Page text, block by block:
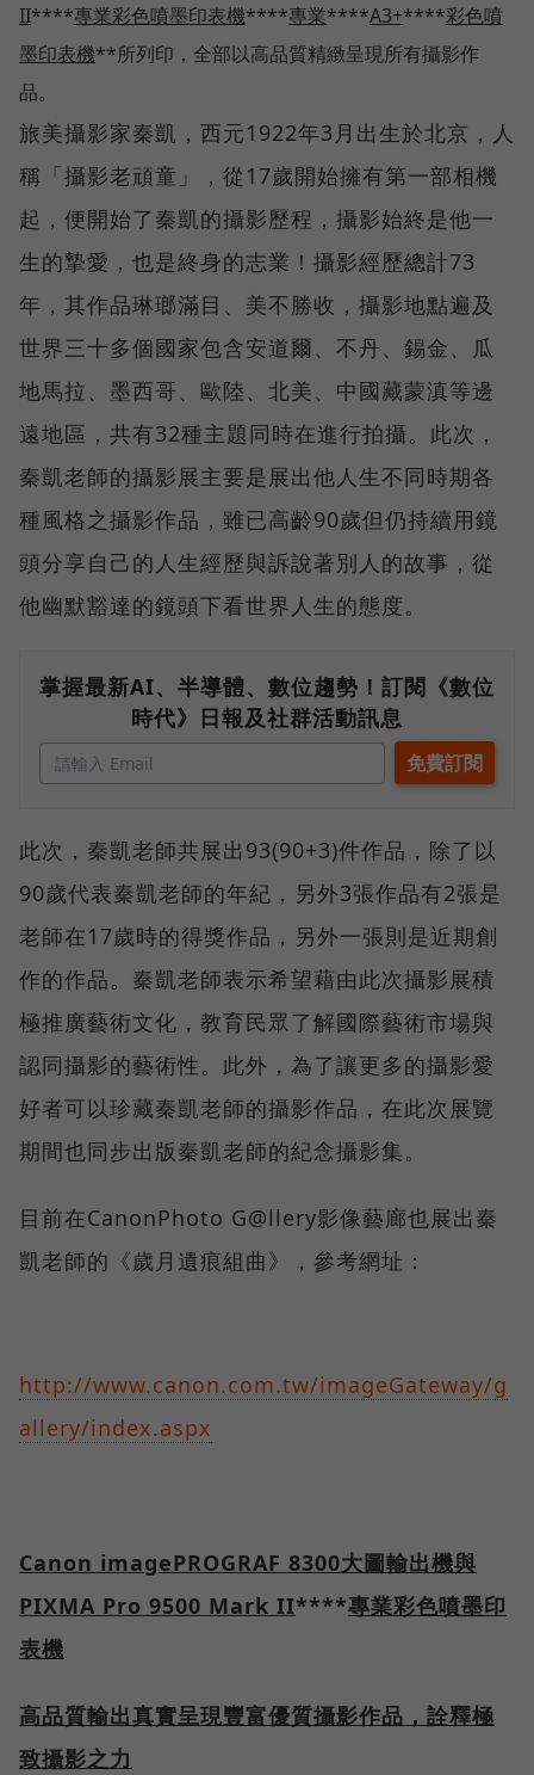
II****專業彩色噴墨印表機****專業****A3+****彩色噴
墨印表機**所列印，全部以高品質精緻呈現所有攝影作
品。
旅美攝影家秦凱，西元1922年3月出生於北京，人
稱「攝影老頑童」，從17歲開始擁有第一部相機
起，便開始了秦凱的攝影歷程，攝影始終是他一
生的摯愛，也是終身的志業！攝影經歷總計73
年，其作品琳瑯滿目、美不勝收，攝影地點遍及
世界三十多個國家包含安道爾、不丹、錫金、瓜
地馬拉、墨西哥、歐陸、北美、中國藏蒙滇等邊
遠地區，共有32種主題同時在進行拍攝。此次，
秦凱老師的攝影展主要是展出他人生不同時期各
種風格之攝影作品，雖已高齡90歲但仍持續用鏡
頭分享自己的人生經歷與訴說著別人的故事，從
他幽默豁達的鏡頭下看世界人生的態度。
掌握最新AI、半導體、數位趨勢！訂閱《數位
時代》日報及社群活動訊息
此次，秦凱老師共展出93(90+3)件作品，除了以
90歲代表秦凱老師的年紀，另外3張作品有2張是
老師在17歲時的得獎作品，另外一張則是近期創
作的作品。秦凱老師表示希望藉由此次攝影展積
極推廣藝術文化，教育民眾了解國際藝術市場與
認同攝影的藝術性。此外，為了讓更多的攝影愛
好者可以珍藏秦凱老師的攝影作品，在此次展覽
期間也同步出版秦凱老師的紀念攝影集。
目前在CanonPhoto G@llery影像藝廊也展出秦
凱老師的《歲月遺痕組曲》，參考網址：
http://www.canon.com.tw/imageGateway/g
allery/index.aspx
Canon imagePROGRAF 8300大圖輸出機與
PIXMA Pro 9500 Mark II****專業彩色噴墨印
表機
高品質輸出真實呈現豐富優質攝影作品 ，詮釋極
致攝影之力